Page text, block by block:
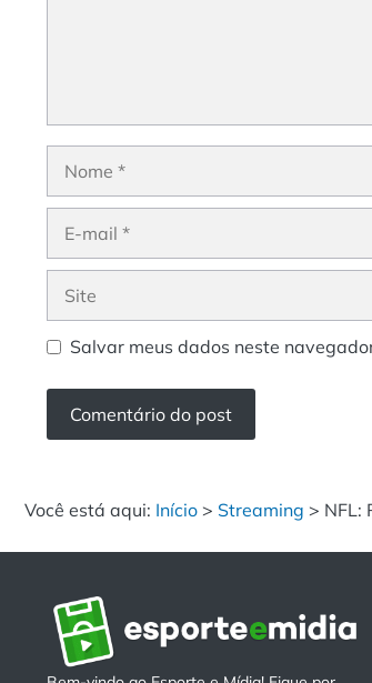
Nome
Site
Salvar meus dados neste
Você está aqui: Início > Streaming > NFL: